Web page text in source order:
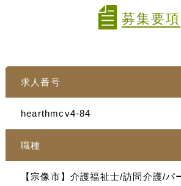
募集要項
求人番号
hearthmcv4-84
職種
【宗像市】介護福祉士/訪問介護/パ